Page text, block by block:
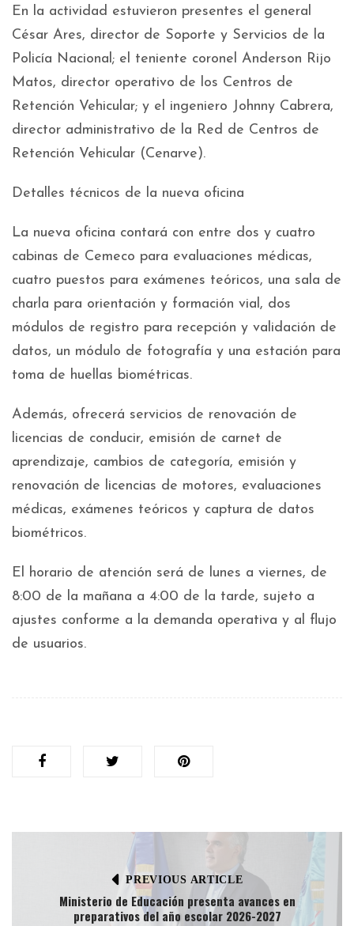
En la actividad estuvieron presentes el general
César Ares, director de Soporte y Servicios de la
Policía Nacional; el teniente coronel Anderson Rijo
Matos, director operativo de los Centros de
Retención Vehicular; y el ingeniero Johnny Cabrera,
director administrativo de la Red de Centros de
Retención Vehicular (Cenarve).
Detalles técnicos de la nueva oficina
La nueva oficina contará con entre dos y cuatro
cabinas de Cemeco para evaluaciones médicas,
cuatro puestos para exámenes teóricos, una sala de
charla para orientación y formación vial, dos
módulos de registro para recepción y validación de
datos, un módulo de fotografía y una estación para
toma de huellas biométricas.
Además, ofrecerá servicios de renovación de
licencias de conducir, emisión de carnet de
aprendizaje, cambios de categoría, emisión y
renovación de licencias de motores, evaluaciones
médicas, exámenes teóricos y captura de datos
biométricos.
El horario de atención será de lunes a viernes, de
8:00 de la mañana a 4:00 de la tarde, sujeto a
ajustes conforme a la demanda operativa y al flujo
de usuarios.
PREVIOUS ARTICLE
Ministerio de Educación presenta avances en
preparativos del año escolar 2026-2027